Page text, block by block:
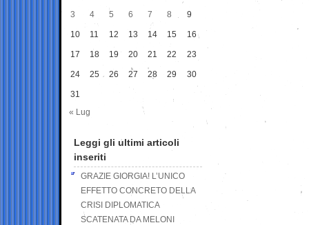
3 4 5 6 7 8 9
10 11 12 13 14 15 16
17 18 19 20 21 22 23
24 25 26 27 28 29 30
31
« Lug
Leggi gli ultimi articoli
inseriti
GRAZIE GIORGIA! L’UNICO
EFFETTO CONCRETO DELLA
CRISI DIPLOMATICA
SCATENATA DA MELONI